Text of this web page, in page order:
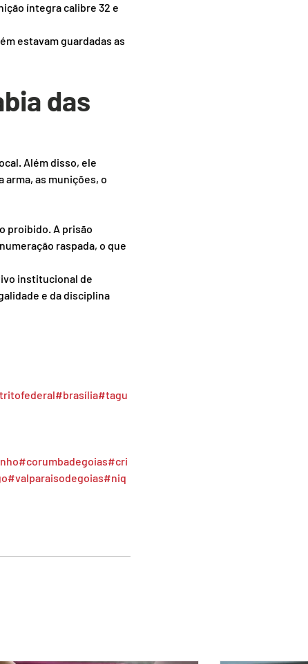
íntegra calibre 32 e
estavam guardadas as
das
Além disso, ele
arma, as munições, o
proibido. A prisão
raspada, o que
institucional de
e da disciplina
#brasília#tagu
#corumbadegoias#cri
#valparaisodegoias#niq